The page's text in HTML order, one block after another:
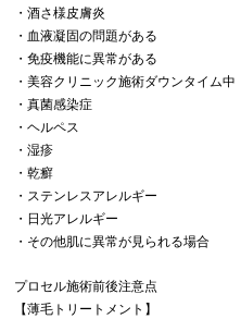
・酒さ様皮膚炎
・血液凝固の問題がある
・免疫機能に異常がある
・美容クリニック施術ダウンタイム中
・真菌感染症
・ヘルペス
・湿疹
・乾癬
・ステンレスアレルギー
・日光アレルギー
・その他肌に異常が見られる場合
プロセル施術前後注意点
【薄毛トリートメント】